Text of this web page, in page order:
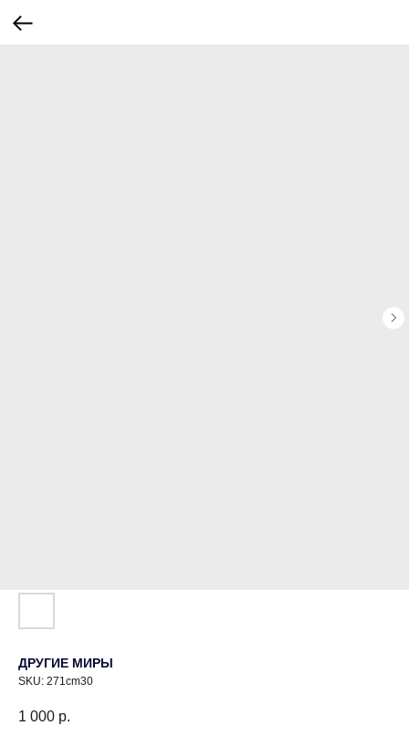
ДРУГИЕ МИРЫ
SKU: 271cm30
1 000 р.